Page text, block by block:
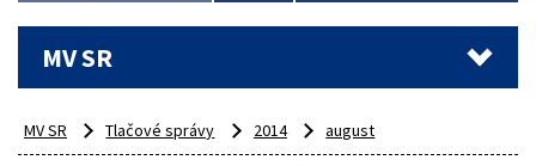
MV SR
MV SR Tlačové správy 2014 august